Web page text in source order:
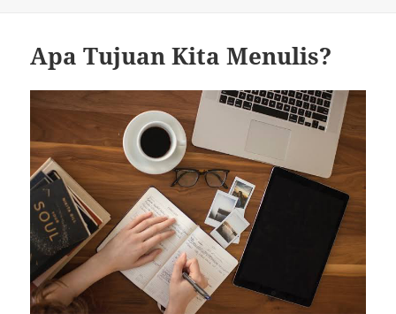
Apa Tujuan Kita Menulis?